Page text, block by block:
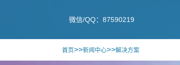
微信/QQ：87590219
首页>>新闻中心>>解决方案